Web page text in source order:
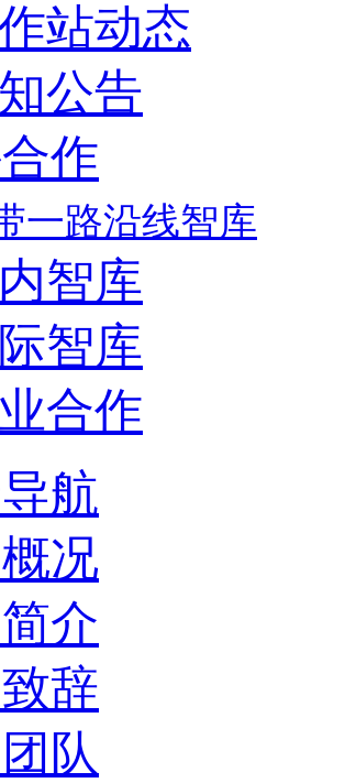
站动态
公告
作
一路沿线智库
智库
智库
合作
航
况
介
辞
队